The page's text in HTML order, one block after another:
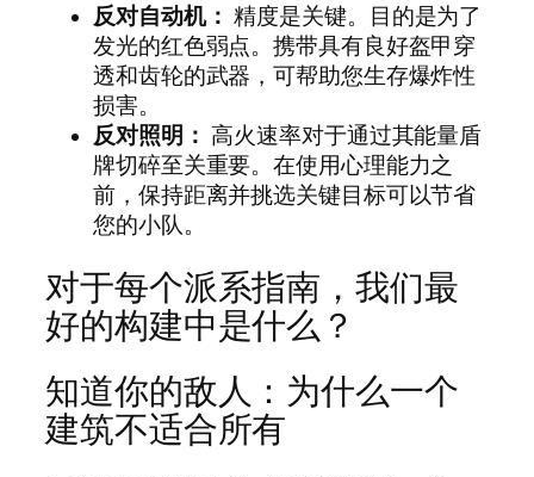
反对自动机： 精度是关键。目的是为了
发光的红色弱点。携带具有良好盔甲穿
透和齿轮的武器，可帮助您生存爆炸性
损害。
反对照明： 高火速率对于通过其能量盾
牌切碎至关重要。在使用心理能力之
前，保持距离并挑选关键目标可以节省
您的小队。
对于每个派系指南，我们最
好的构建中是什么？
知道你的敌人：为什么一个
建筑不适合所有